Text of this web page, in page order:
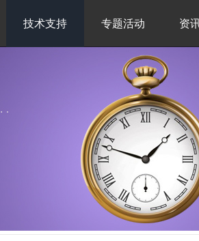
技术支持 专题活动 资